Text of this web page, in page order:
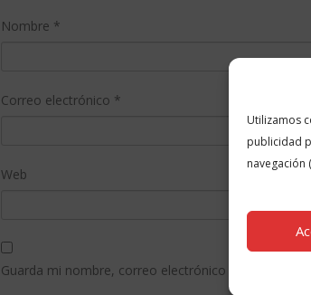
Utilizamos
publicidad
navegación
Nombre *
Correo electrónico *
Web
Guarda mi nombre, correo electrónico y web en